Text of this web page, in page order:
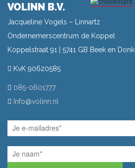
VOLINN B.V.
Jacqueline Vogels – Linnartz
Ondernemerscentrum de Koppel
Koppelstraat 91 | 5741 GB Beek en Donk
KvK 90620585
085-0601777
Info@volinn.nl